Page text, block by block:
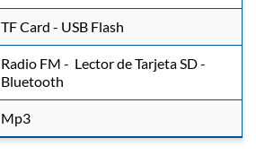
TF Card - USB Flash
Radio FM -  Lector de Tarjeta SD -
Bluetooth
Mp3